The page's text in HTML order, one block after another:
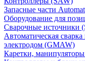
Запасные части
Оборудование для
Сварочные источники
Автоматическая
электродом (GMAW)
Каретки,